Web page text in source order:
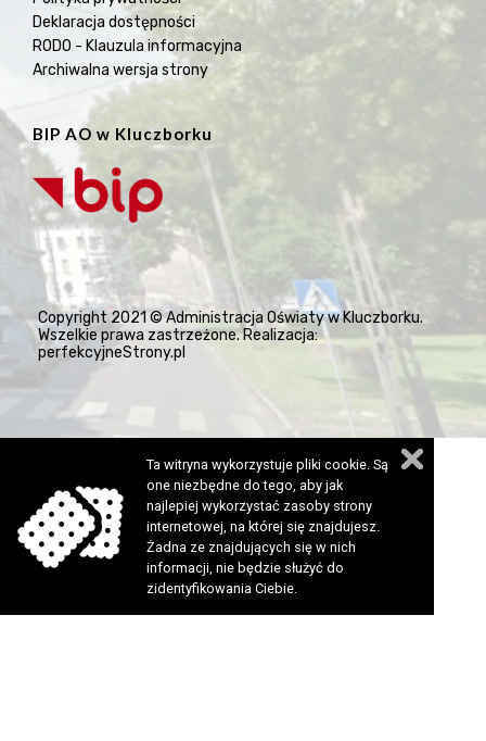
Deklaracja dostępności
RODO - Klauzula informacyjna
Archiwalna wersja strony
BIP AO w Kluczborku
Copyright 2021 © Administracja Oświaty w Kluczborku.
Wszelkie prawa zastrzeżone. Realizacja:
perfekcyjneStrony.pl
Ta witryna wykorzystuje pliki cookie. Są
one niezbędne do tego, aby jak
najlepiej wykorzystać zasoby strony
internetowej, na której się znajdujesz.
Żadna ze znajdujących się w nich
informacji, nie będzie służyć do
zidentyfikowania Ciebie.